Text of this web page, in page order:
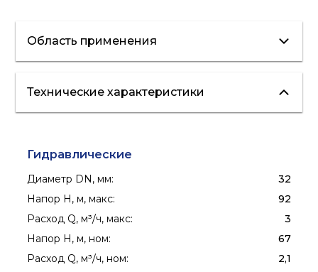
Область применения
водоснабжение полив
Технические характеристики
Гидравлические
Диаметр DN, мм:
32
Напор H, м, макс:
92
Расход Q, м³/ч, макс:
3
Напор H, м, ном:
67
Расход Q, м³/ч, ном: 2,1